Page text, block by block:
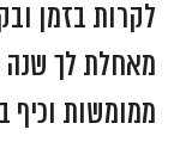
לקרות בזמן
מאחלת לך שנה
ממומשות וכיף